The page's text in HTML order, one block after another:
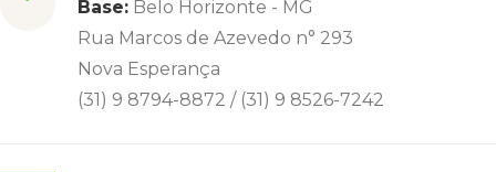
Base: Belo Horizonte - MG
Rua Marcos de Azevedo n° 293
Nova Esperança
(31) 9 8794-8872 / (31) 9 8526-7242